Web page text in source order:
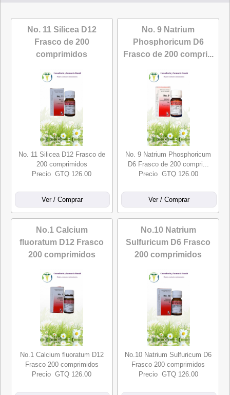
No. 11 Silicea D12
Frasco de 200
comprimidos
No. 11 Silicea D12 Frasco de
200 comprimidos
Precio GTQ 126.00
No. 9 Natrium
Phosphoricum D6
Frasco de 200 compri...
No. 9 Natrium Phosphoricum
D6 Frasco de 200 compri...
Precio GTQ 126.00
No.1 Calcium
fluoratum D12 Frasco
200 comprimidos
No.1 Calcium fluoratum D12
Frasco 200 comprimidos
Precio GTQ 126.00
No.10 Natrium
Sulfuricum D6 Frasco
200 comprimidos
No.10 Natrium Sulfuricum D6
Frasco 200 comprimidos
Precio GTQ 126.00